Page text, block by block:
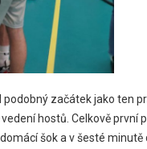
podobný začátek jako ten
hostů. Celkově první
šok a v šesté